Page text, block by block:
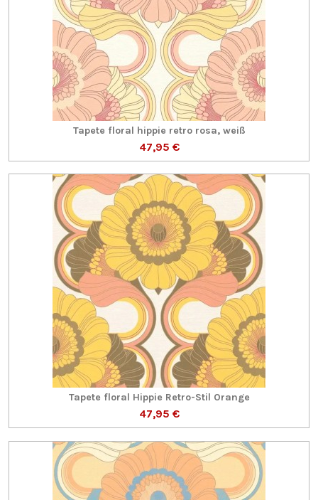
Tapete floral hippie retro rosa, weiß
47,95 €
Tapete floral Hippie Retro-Stil Orange
47,95 €